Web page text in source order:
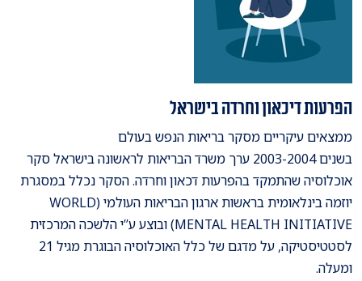
הפרעות דיכאון וחרדה בישראל
ממצאים עיקריים מסקר בריאות הנפש בעולם
בשנים 2003-2004 ערך משרד הבריאות לראשונה בישראל סקר
אוכלוסיה שהתמקד בהפרעות דכאון וחרדה. הסקר נכלל במסגרת
יוזמה בינלאומית בראשות ארגון הבריאות העולמי (WORLD
MENTAL HEALTH INITIATIVE) ובוצע ע”י הלשכה המרכזית
לסטטיסטיקה, על מדגם של כלל האוכלוסיה הבוגרת מגיל 21
ומעלה.